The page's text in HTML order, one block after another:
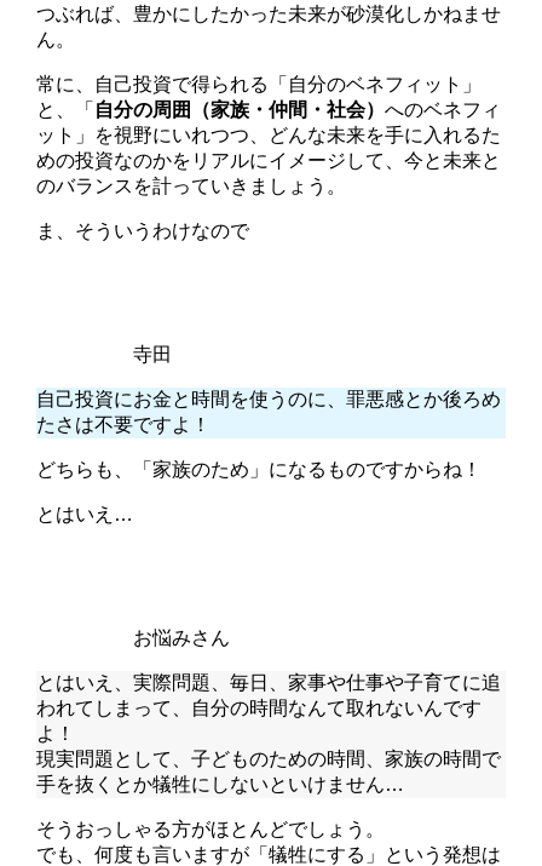
つぶれば、豊かにしたかった未来が砂漠化しかねませ
ん。
常に、自己投資で得られる「自分のベネフィット」
と、「 自分の周囲（家族・仲間・社会）へのベネフィ
ット」を視野にいれつつ、どんな未来を手に入れるた
めの投資なのかをリアルにイメージして、今と未来と
のバランスを計っていきましょう。
ま、そういうわけなので
寺田
自己投資にお金と時間を使うのに、罪悪感とか後ろめ
たさは不要ですよ！
どちらも、「家族のため」になるものですからね！
とはいえ…
お悩みさん
とはいえ、実際問題、毎日、家事や仕事や子育てに追
われてしまって、自分の時間なんて取れないんです
よ！
現実問題として、子どものための時間、家族の時間で
手を抜くとか犠牲にしないといけません…
そうおっしゃる方がほとんどでしょう。
でも、何度も言いますが「犠牲にする」という発想は